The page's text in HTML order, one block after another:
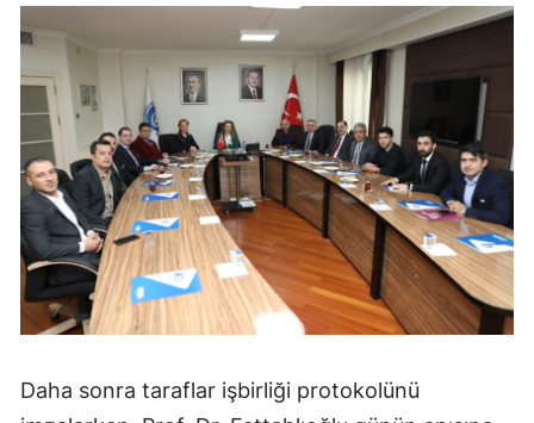
Daha sonra taraflar işbirliği protokolünü